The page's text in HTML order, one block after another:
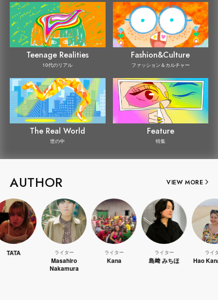
Teenage Realities
10代のリアル
Fashion&Culture
ファッション＆カルチャー
The Real World
世の中
Feature
特集
AUTHOR VIEW MORE
Nakamura
島﨑 みちほ Hao Kanayama